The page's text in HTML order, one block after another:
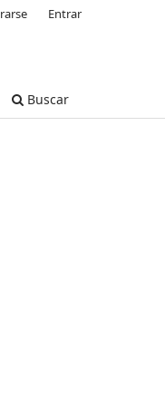
Buscar
Entrar